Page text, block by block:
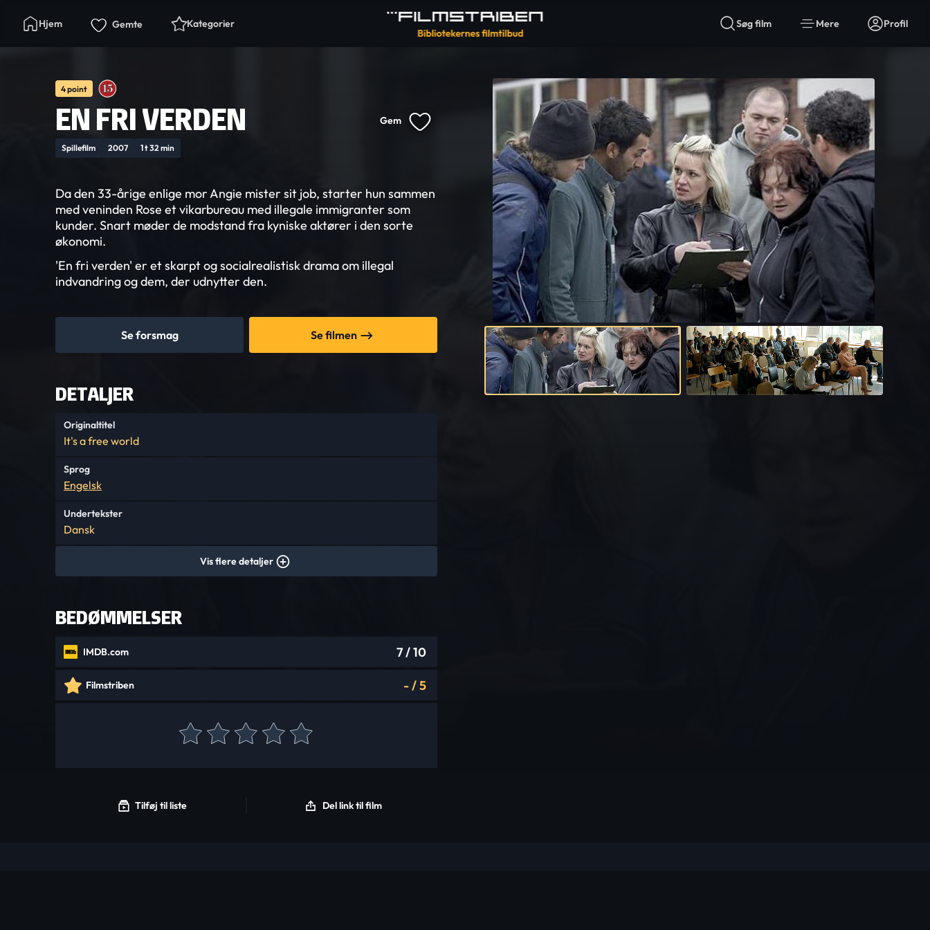
Hjem Gemte Kategorier Søg film Mere Profil
4 point
EN FRI VERDEN Gem
Spillefilm 2007 1 t 32 min
Da den 33-årige enlige mor Angie mister sit job, starter hun sammen
med veninden Rose et vikarbureau med illegale immigranter som
kunder. Snart møder de modstand fra kyniske aktører i den sorte
økonomi.
'En fri verden' er et skarpt og socialrealistisk drama om illegal
indvandring og dem, der udnytter den.
Se forsmag Se filmen
DETALJER
Originaltitel
It's a free world
Sprog
Engelsk
Undertekster
Dansk
Vis flere detaljer
BEDØMMELSER
IMDB.com 7/ 10
Filmstriben -/5
Tilføj til liste Del link til film